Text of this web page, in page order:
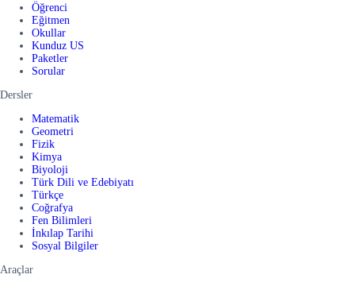
Öğrenci
Eğitmen
Okullar
Kunduz US
Paketler
Sorular
Dersler
Matematik
Geometri
Fizik
Kimya
Biyoloji
Türk Dili ve Edebiyatı
Türkçe
Coğrafya
Fen Bilimleri
İnkılap Tarihi
Sosyal Bilgiler
Araçlar